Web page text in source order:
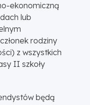
ekonomiczną
lub
rodziny
z wszystkich
II szkoły
będą